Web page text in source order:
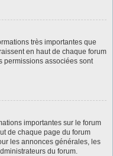
très importantes que
en haut de chaque forum
permissions associées sont
importantes sur le forum
de chaque page du forum
les annonces générales, les
du forum.